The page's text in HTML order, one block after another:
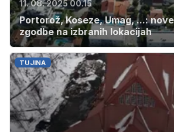
11. 08. 2025 00.15
Portorož, Koseze, Umag, ...:
zgodbe na izbranih lokacijah
TUJINA